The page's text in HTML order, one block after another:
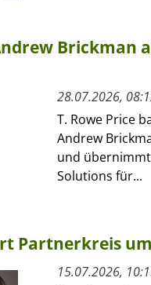
Brickman
28.07.2026,
T. Rowe Price
Andrew
und
Solutions für...
Partnerkreis
15.07.2026,